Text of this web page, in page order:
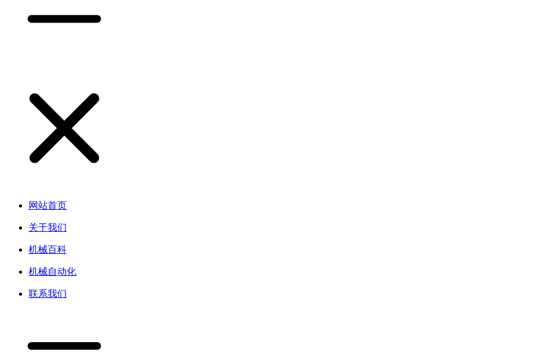
网站首页
关于我们
机械百科
机械自动化
联系我们